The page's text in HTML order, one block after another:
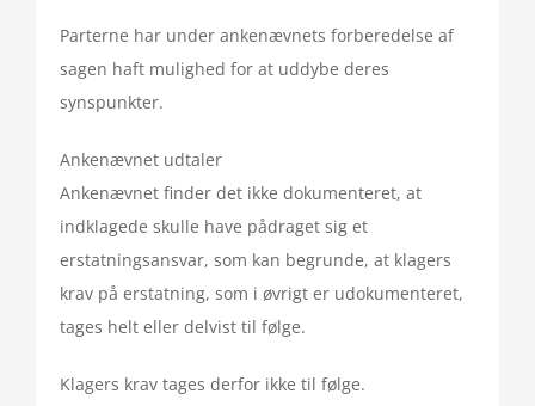
Parterne har under ankenævnets forberedelse af
sagen haft mulighed for at uddybe deres
synspunkter.
Ankenævnet udtaler
Ankenævnet finder det ikke dokumenteret, at
indklagede skulle have pådraget sig et
erstatningsansvar, som kan begrunde, at klagers
krav på erstatning, som i øvrigt er udokumenteret,
tages helt eller delvist til følge.
Klagers krav tages derfor ikke til følge.